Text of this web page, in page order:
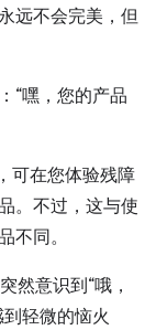
远不会完美，但
“嘿，您的产品
可在您体验残障
。不过，这与使
不同。
然意识到“哦，
轻微的恼火